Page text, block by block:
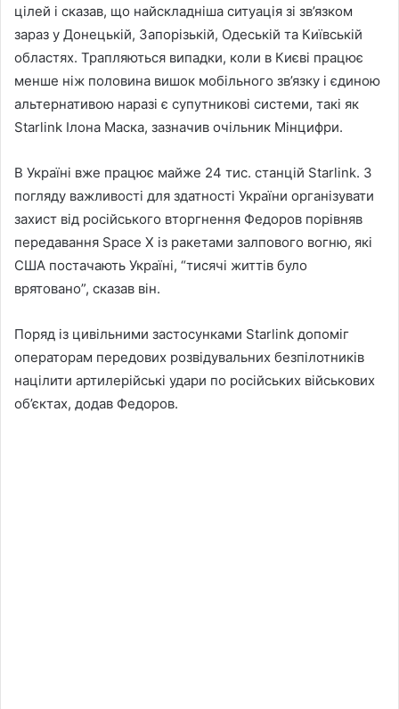
цілей і сказав, що найскладніша ситуація зі зв’язком
зараз у Донецькій, Запорізькій, Одеській та Київській
областях. Трапляються випадки, коли в Києві працює
менше ніж половина вишок мобільного зв’язку і єдиною
альтернативою наразі є супутникові системи, такі як
Starlink Ілона Маска, зазначив очільник Мінцифри.
В Україні вже працює майже 24 тис. станцій Starlink. З
погляду важливості для здатності України організувати
захист від російського вторгнення Федоров порівняв
передавання Space X із ракетами залпового вогню, які
США постачають Україні, “тисячі життів було
врятовано”, сказав він.
Поряд із цивільними застосунками Starlink допоміг
операторам передових розвідувальних безпілотників
націлити артилерійські удари по російських військових
об’єктах, додав Федоров.